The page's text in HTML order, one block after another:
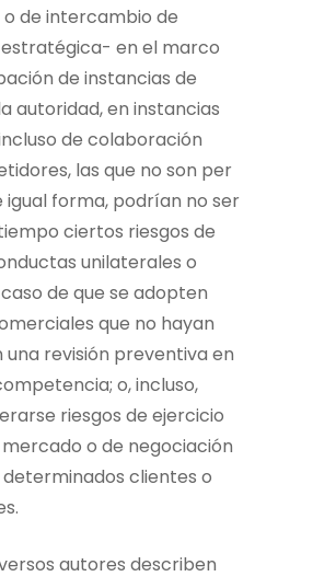
de intercambio de
en el marco
de instancias de
autoridad, en instancias
de colaboración
las que no son per
igual forma, podrían no ser
ciertos riesgos de
unilaterales o
de que se adopten
que no hayan
revisión preventiva en
o, incluso,
riesgos de ejercicio
o de negociación
clientes o
autores describen